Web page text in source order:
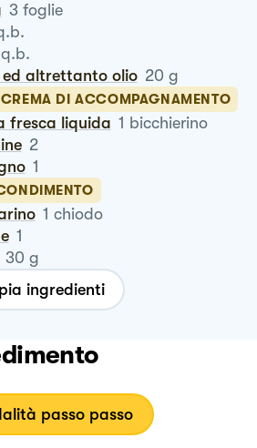
3 foglie
q.b.
ed altrettanto olio 20 g
CREMA DI ACCOMPAGNAMENTO
fresca liquida 1 bicchierino
2
1
1 chiodo
1
30 g
ingredienti
passo passo